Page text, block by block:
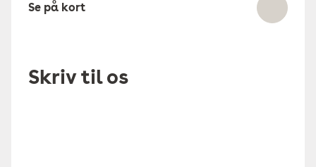
Se på kort
Skriv til os